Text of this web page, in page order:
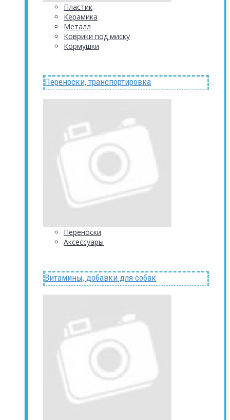
Пластик
Керамика
Металл
Коврики под миску
Кормушки
Переноски, транспортировка
Переноски
Аксессуары
Витамины, добавки для собак